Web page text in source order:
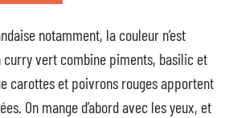
notamment, la couleur n’est
curry vert combine piments, basilic et
carottes et poivrons rouges apportent
On mange d’abord avec les yeux, et